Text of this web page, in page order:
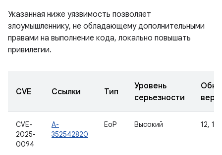
Указанная ниже уязвимость позволяет
злоумышленнику, не обладающему дополнительными
правами на выполнение кода, локально повышать
привилегии.
CVE Ссылки Тип
Уровень
серьезности
CVE-
2025-
0094
A-
352542820
EoP Высокий 12,